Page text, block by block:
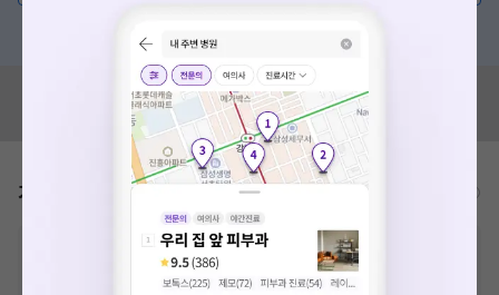
혹시 잘못된 병원정보가 있나요?
모두닥 팀에 알려주세요!
가격표 비급여/급여 진료란?
비급여 항목의 경우,추가비용 등으로 실제 가격과 상이할 수 있으니, 정확
한 가격은 해당 의료기관에 직접 문의해주세요.
건강보험심사평가원에 고지되어 있는 급여 진료 기준 가